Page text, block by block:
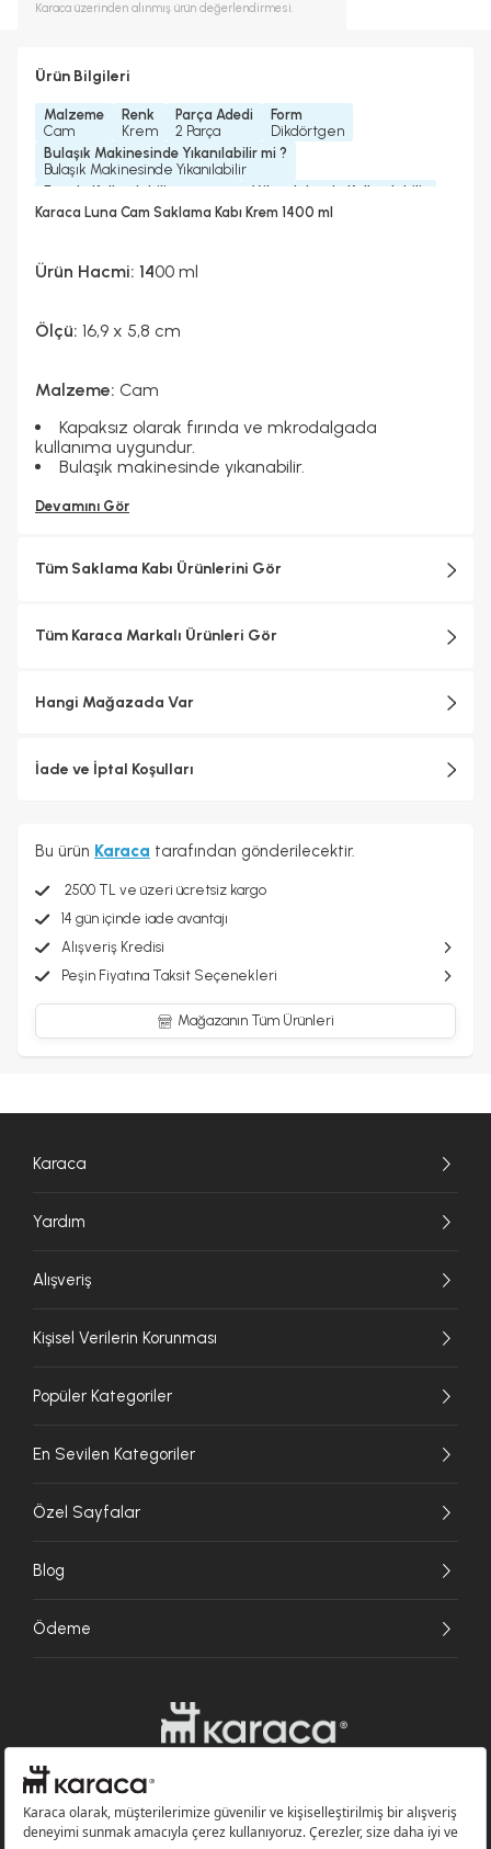
Karaca üzerinden alınmış ürün değerlendirmesi.
Ürün Bilgileri
Malzeme
Cam
Renk
Krem
Parça Adedi
2 Parça
Form
Dikdörtgen
Bulaşık Makinesinde Yıkanılabilir mi ?
Bulaşık Makinesinde Yıkanılabilir
Fırında Kullanılabilir
Fırında Kullanılabilir (kapaksız)
Mikrodalgada Kullanılabilir
Evet (Kapaksız)
Karaca Luna Cam Saklama Kabı Krem 1400 ml
Ürün Hacmi: 1400 ml
Ölçü: 16,9 x 5,8 cm
Malzeme: Cam
Kapaksız olarak fırında ve mkrodalgada
kullanıma uygundur.
Bulaşık makinesinde yıkanabilir.
Devamını Gör
Tüm Saklama Kabı Ürünlerini Gör
Tüm Karaca Markalı Ürünleri Gör
Hangi Mağazada Var
İade ve İptal Koşulları
Bu ürün Karaca tarafından gönderilecektir.
2500 TL ve üzeri ücretsiz kargo
14 gün içinde iade avantajı
Alışveriş Kredisi
Peşin Fiyatına Taksit Seçenekleri
Mağazanın Tüm Ürünleri
Karaca
Yardım
Alışveriş
Kişisel Verilerin Korunması
Popüler Kategoriler
En Sevilen Kategoriler
Özel Sayfalar
Blog
Ödeme